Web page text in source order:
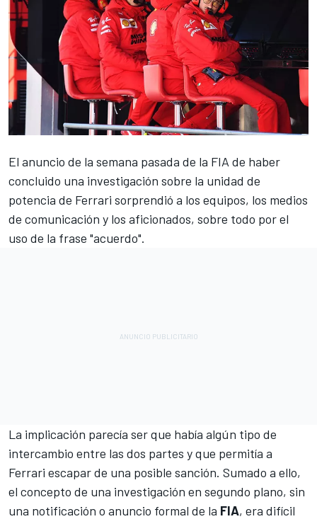
El anuncio de la semana pasada de la FIA de haber
concluido una investigación sobre la unidad de
potencia de Ferrari sorprendió a los equipos, los medios
de comunicación y los aficionados, sobre todo por el
uso de la frase "acuerdo".
La implicación parecía ser que había algún tipo de
intercambio entre las dos partes y que permitía a
Ferrari escapar de una posible sanción. Sumado a ello,
el concepto de una investigación en segundo plano, sin
una notificación o anuncio formal de la FIA, era difícil